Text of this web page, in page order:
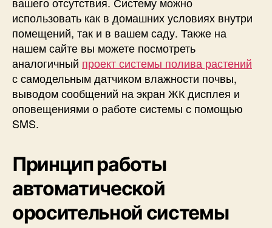
использовать как в домашних условиях внутри
помещений, так и в вашем саду. Также на
нашем сайте вы можете посмотреть
аналогичный проект системы полива растений
с самодельным датчиком влажности почвы,
выводом сообщений на экран ЖК дисплея и
оповещениями о работе системы с помощью
SMS.
Принцип работы
автоматической
оросительной системы